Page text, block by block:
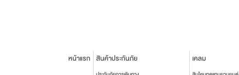
หน้าแรก สินค้าประกันภัย เคลม